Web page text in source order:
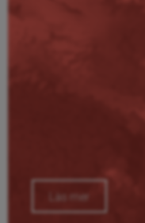
Läs mer